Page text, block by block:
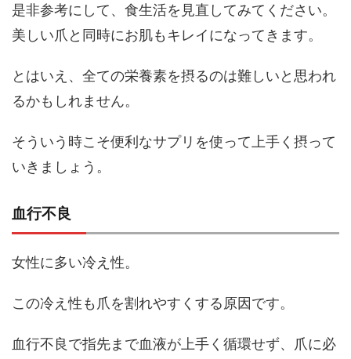
是非参考にして、食生活を見直してみてください。
美しい爪と同時にお肌もキレイになってきます。
とはいえ、全ての栄養素を摂るのは難しいと思われ
るかもしれません。
そういう時こそ便利なサプリを使って上手く摂って
いきましょう。
血行不良
女性に多い冷え性。
この冷え性も爪を割れやすくする原因です。
血行不良で指先まで血液が上手く循環せず、爪に必